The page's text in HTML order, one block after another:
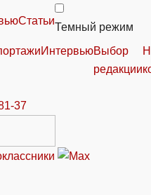
Статьи
Темный режим
ИнтервьюВыбор
редакции
37